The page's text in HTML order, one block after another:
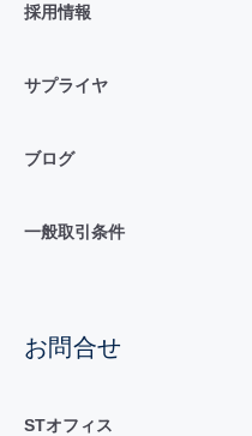
採用情報
サプライヤ
ブログ
一般取引条件
お問合せ
STオフィス